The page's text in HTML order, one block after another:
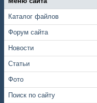
Каталог файлов
Форум сайта
Новости
Статьи
Фото
Поиск по сайту